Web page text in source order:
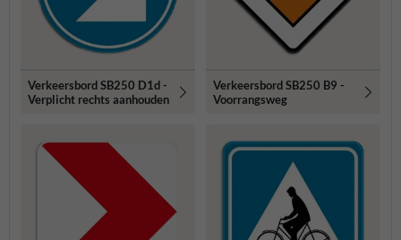
Verkeersbord SB250 D1d -
Verplicht rechts aanhouden
Verkeersbord SB250 B9 -
Voorrangsweg